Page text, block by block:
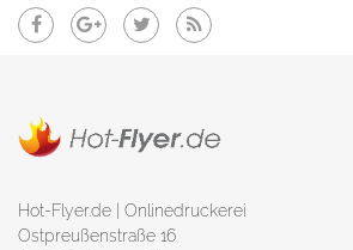
Hot-Flyer.de | Onlinedruckerei
Ostpreußenstraße 16